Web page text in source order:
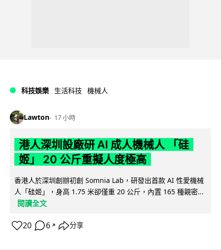
科技娛樂 生活科技 機械人
Lawton 17 小時
港人深圳設廠研 AI 成人機械人 「硅
姬」 20 公斤重擬人度極高
香港人於深圳創辦初創 Somnia Lab，研發出首款 AI 性愛機械
人「硅姬」，身高 1.75 米卻僅重 20 公斤，內置 165 種親密...
閱讀全文
20 6 ↗ 分享